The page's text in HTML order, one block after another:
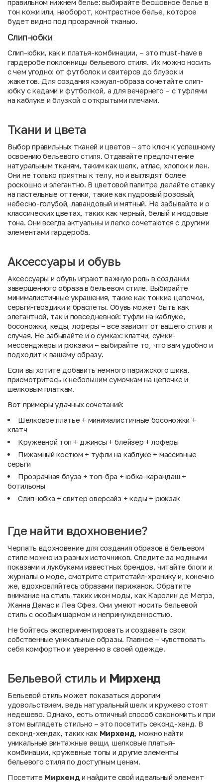
правильном нижнем белье: выбирайте бесшовное белье в
тон кожи или, наоборот, контрастное белье, которое
будет видно под прозрачной тканью.
Слип-юбки
Слип-юбки, как и платья-комбинации, – это must-have в
гардеробе поклонницы бельевого стиля. Их можно носить
с чем угодно: от футболок и свитеров до блузок и
жакетов. Для создания кэжуал-образа сочетайте слип-
юбку с кедами и футболкой, а для вечернего – с туфлями
на каблуке и блузкой с открытыми плечами.
Ткани и цвета
Выбор правильных тканей и цветов – это ключ к успешному
освоению бельевого стиля. Отдавайте предпочтение
натуральным тканям, таким как шелк, атлас, хлопок и лен.
Они не только приятны к телу, но и выглядят более
роскошно и элегантно. В цветовой палитре делайте ставку
на пастельные оттенки, такие как пудровый розовый,
небесно-голубой, лавандовый и мятный. Не забывайте и о
классических цветах, таких как черный, белый и нюдовые
тона. Они всегда актуальны и легко сочетаются с другими
элементами гардероба.
Аксессуары и обувь
Аксессуары и обувь играют важную роль в создании
завершенного образа в бельевом стиле. Выбирайте
минималистичные украшения, такие как тонкие цепочки,
серьги-гвоздики и браслеты. Обувь может быть как
элегантной, так и повседневной: туфли на каблуке,
босоножки, кеды, лоферы – все зависит от вашего стиля и
случая. Не забывайте и о сумках: клатчи, сумки-
мессенджеры и рюкзаки – выбирайте то, что вам удобно и
подходит к вашему образу.
Если вы хотите добавить немного парижского шика,
присмотритесь к небольшим сумочкам на цепочке и
шелковым платкам.
Вот примеры удачных сочетаний:
Шелковое платье + минималистичные босоножки +
клатч
Кружевной топ + джинсы + блейзер + лоферы
Пижамный костюм + туфли на каблуке + массивные
серьги
Прозрачная блуза + топ-бра + юбка-карандаш +
ботильоны
Слип-юбка + свитер оверсайз + кеды + рюкзак
Где найти вдохновение?
Черпать вдохновение для создания образов в бельевом
стиле можно из разных источников. Следите за модными
показами и лукбуками известных брендов, читайте блоги и
журналы о моде, смотрите стритстайл-хронику и, конечно
же, вдохновляйтесь образами парижанок. Обратите
внимание на стиль таких икон моды, как Каролин де Мегрэ,
Жанна Дамас и Леа Сфез. Они умеют носить бельевой
стиль с особым шармом и непринужденностью.
Не бойтесь экспериментировать и создавать свои
собственные уникальные образы. Главное – чувствовать
себя комфортно и уверенно в своей одежде.
Бельевой стиль и Мирхенд
Бельевой стиль может показаться дорогим
удовольствием, ведь натуральный шелк и кружево стоят
недешево. Однако, есть отличный способ сэкономить и при
этом выглядеть стильно – это посетить секонд-хенд. В
секонд-хендах, таких как Мирхенд, можно найти
уникальные винтажные вещи, шелковые платья-
комбинации, кружевные топы и другие элементы
бельевого стиля по доступным ценам.
Посетите Мирхенд и найдите свой идеальный элемент